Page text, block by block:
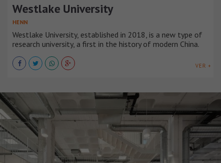
Westlake University
HENN
Westlake University, established in 2018, is a new type of
research university, a first in the history of modern China.
VER +